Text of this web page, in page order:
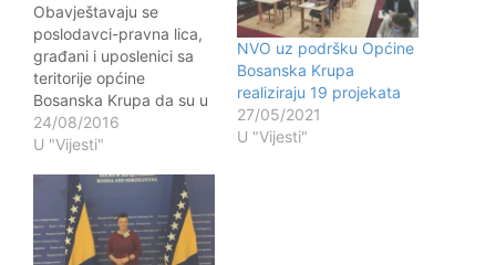
Obavještavaju se
poslodavci-pravna lica,
građani i uposlenici sa
teritorije općine
Bosanska Krupa da su u
skladu sa članom 176.
Zakona o radu
broj 26/16), odredbe
člana 163-165.
navedenog zakona, koje
su se odnosile na radne
24/08/2016
U "Vijesti"
NVO uz podršku Općine
Bosanska Krupa
realiziraju 19 projekata
27/05/2021
U "Vijesti"